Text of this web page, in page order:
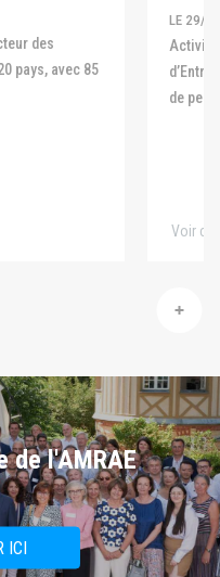
pays, avec 85
LE 29/
Activité La Fédération Française des Captives
de
Voir
de l'AMRAE
ICI